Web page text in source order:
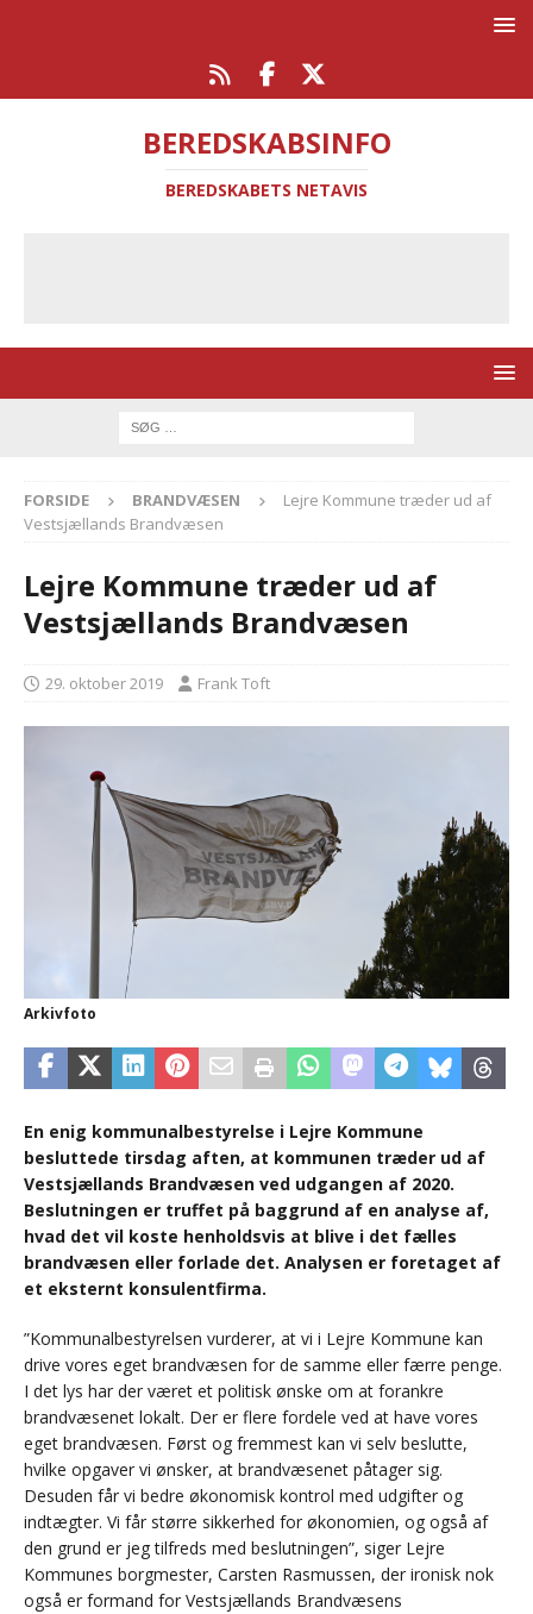
BEREDSKABSINFO
BEREDSKABETS NETAVIS
FORSIDE BRANDVÆSEN
Lejre Kommune træder ud af
Vestsjællands Brandvæsen
Lejre Kommune træder ud af
Vestsjællands Brandvæsen
29. oktober 2019 Frank Toft
Arkivfoto
En enig kommunalbestyrelse i Lejre Kommune
besluttede tirsdag aften, at kommunen træder ud af
Vestsjællands Brandvæsen ved udgangen af 2020.
Beslutningen er truffet på baggrund af en analyse af,
hvad det vil koste henholdsvis at blive i det fælles
brandvæsen eller forlade det. Analysen er foretaget af
et eksternt konsulentfirma.
”Kommunalbestyrelsen vurderer, at vi i Lejre Kommune kan
drive vores eget brandvæsen for de samme eller færre penge.
I det lys har der været et politisk ønske om at forankre
brandvæsenet lokalt. Der er flere fordele ved at have vores
eget brandvæsen. Først og fremmest kan vi selv beslutte,
hvilke opgaver vi ønsker, at brandvæsenet påtager sig.
Desuden får vi bedre økonomisk kontrol med udgifter og
indtægter. Vi får større sikkerhed for økonomien, og også af
den grund er jeg tilfreds med beslutningen”, siger Lejre
Kommunes borgmester, Carsten Rasmussen, der ironisk nok
også er formand for Vestsjællands Brandvæsens